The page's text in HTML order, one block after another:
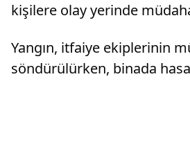
kişilere olay yerinde
Yangın, itfaiye ekiplerinin
söndürülürken, binada